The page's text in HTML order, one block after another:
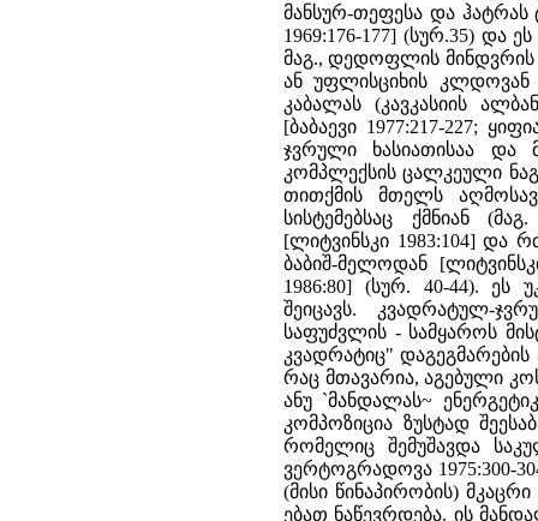
მანსურ-თეფესა და ჰატრას
1969:176-177] (სურ.35) და
მაგ., დედოფლის მინდვრის
ან უფლისციხის კლდოვან
კაბალას (კავკასიის
[ბაბაევი 1977:217-227;
ჯვრული ხასიათისაა და
კომპლექსის ცალკეული
თითქმის მთელს
სისტემებსაც ქმნიან
[ლიტვინსკი 1983:104] და
ბაბიშ-მელოდან
1986:80] (სურ. 40-44). ეს
შეიცავს. კვადრატულ-
საფუძვლის - სამყაროს
კვადრატიც" დაგეგმარების
რაც მთავარია, აგებული
ანუ `მანდალას~
კომპოზიცია ზუსტად
რომელიც შემუშავდა
ვერტოგრადოვა 1975:300-
(მისი წინაპირობის)
ებათ ნაწევრდება. ის